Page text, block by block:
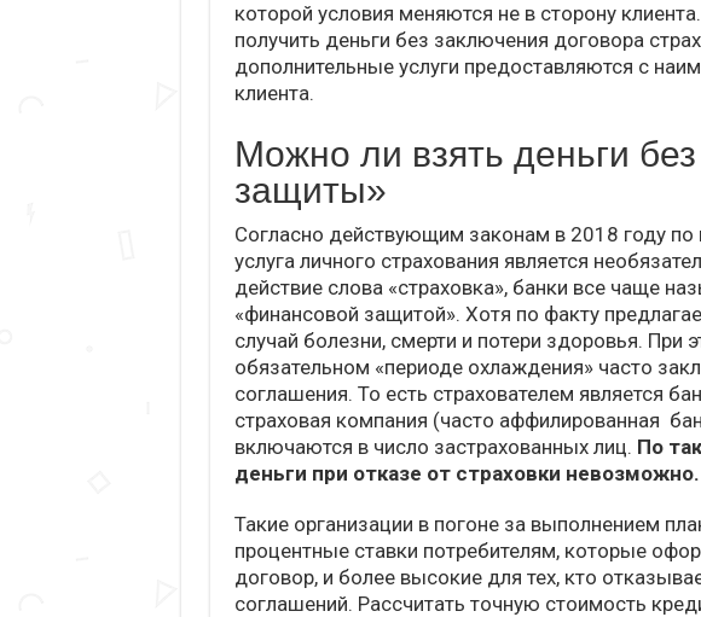
которой условия меняются не в сторону
получить деньги без заключения договора
дополнительные услуги предоставляются с
клиента.
Можно ли взять деньги
защиты»
Согласно действующим законам в 2018 году по
услуга личного страхования является
действие слова «страховка», банки все чаще
«финансовой защитой». Хотя по факту
случай болезни, смерти и потери здоровья. При
обязательном «периоде охлаждения» часто
соглашения. То есть страхователем является
страховая компания (часто аффилированная
включаются в число застрахованных лиц. По
деньги при отказе от страховки невозможно.
Такие организации в погоне за выполнением
процентные ставки потребителям, которые
договор, и более высокие для тех, кто
соглашений. Рассчитать точную стоимость